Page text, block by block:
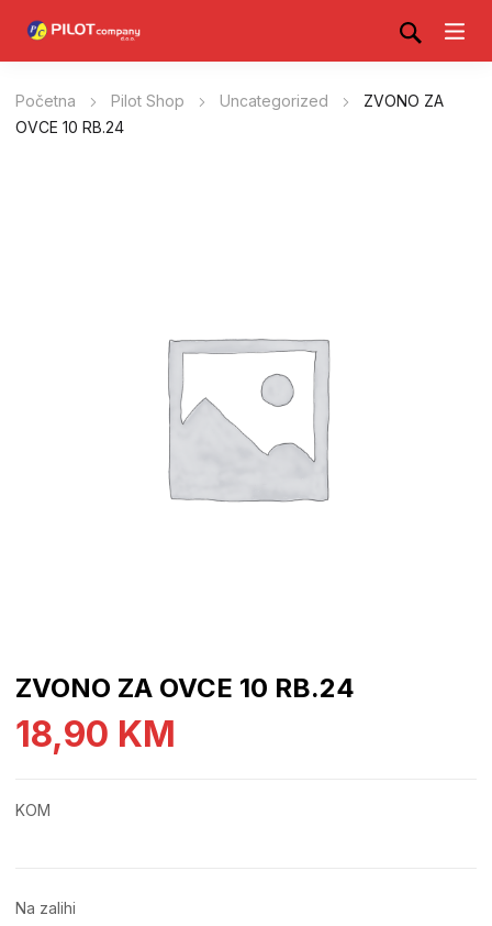
Početna Pilot Shop Uncategorized
ZVONO ZA
OVCE 10 RB.24
ZVONO ZA OVCE 10 RB.24
18,90 KM
KOM
Na zalihi